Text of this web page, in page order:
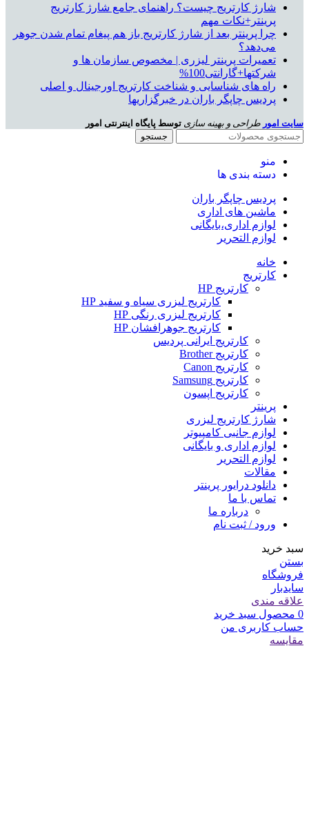
شارژ کارتریج چیست؟ راهنمای جامع شارژ کارتریج
پرینتر+نکات مهم
چرا پرینتر بعد از شارژ کارتریج باز هم پیغام تمام شدن جوهر
می‌دهد؟
تعمیرات پرینتر لیزری | مخصوص سازمان ها و
شرکتها+گارانتی100%
راه های شناسایی و شناخت کارتریج اورجینال و اصلی
پردیس چاپگر باران در خبرگزاریها
سایت امور طراحی و بهینه سازی توسط پایگاه اینترنتی امور
جستجو
منو
دسته بندی ها
پردیس چاپگر باران
ماشین های اداری
لوازم اداری،بایگانی
لوازم التحریر
خانه
کارتریج
کارتریج HP
کارتریج لیزری سیاه و سفید HP
کارتریج لیزری رنگی HP
کارتریج جوهرافشان HP
کارتریج ایرانی پردیس
کارتریج Brother
کارتریج Canon
کارتریج Samsung
کارتریج اپسون
پرینتر
شارژ کارتریج لیزری
لوازم جانبی کامپیوتر
لوازم اداری و بایگانی
لوازم التحریر
مقالات
دانلود درایور پرینتر
تماس با ما
درباره ما
ورود / ثبت نام
سبد خرید
بستن
فروشگاه
سایدبار
علاقه مندی
0 محصول سبد خرید
حساب کاربری من
مقایسه